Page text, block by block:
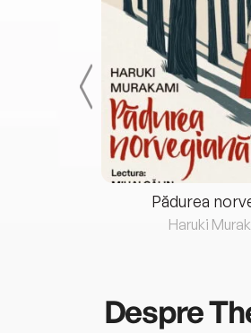
Pădurea
Haruki
Despre